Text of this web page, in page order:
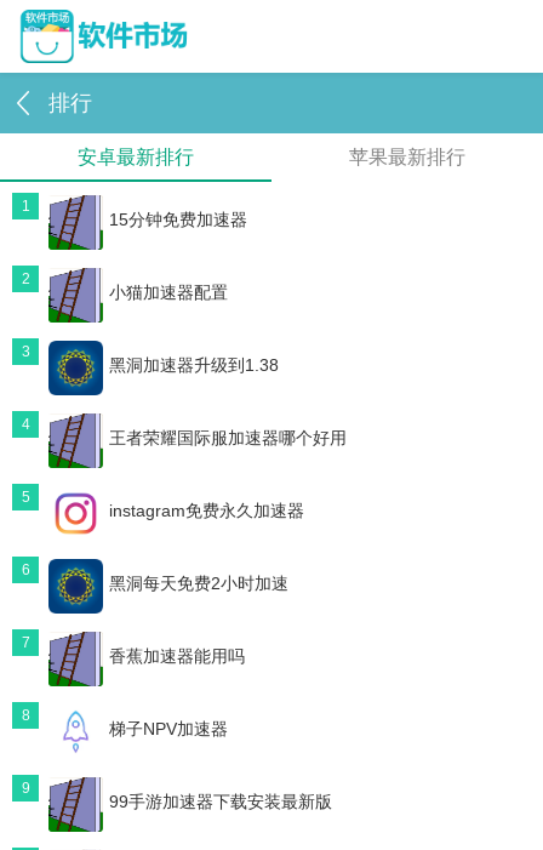
排行
安卓最新排行 苹果最新排行
1
15分钟免费加速器
2
小猫加速器配置
3
黑洞加速器升级到1.38
4
王者荣耀国际服加速器哪个好用
5
instagram免费永久加速器
6
黑洞每天免费2小时加速
7
香蕉加速器能用吗
8
梯子NPV加速器
9
99手游加速器下载安装最新版